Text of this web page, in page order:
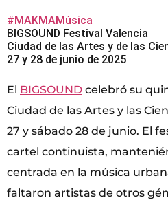
#MAKMAMúsica
BIGSOUND Festival Valencia
Ciudad de las Artes y de las
27 y 28 de junio de 2025
El BIGSOUND celebró su
Ciudad de las Artes y las
27 y sábado 28 de junio. El
cartel continuista,
centrada en la música
faltaron artistas de otros